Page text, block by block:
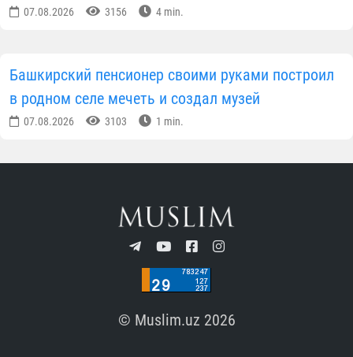
07.08.2026 3156 4 min.
Башкирский пенсионер своими руками построил
в родном селе мечеть и создал музей
07.08.2026 3103 1 min.
© Muslim.uz 2026